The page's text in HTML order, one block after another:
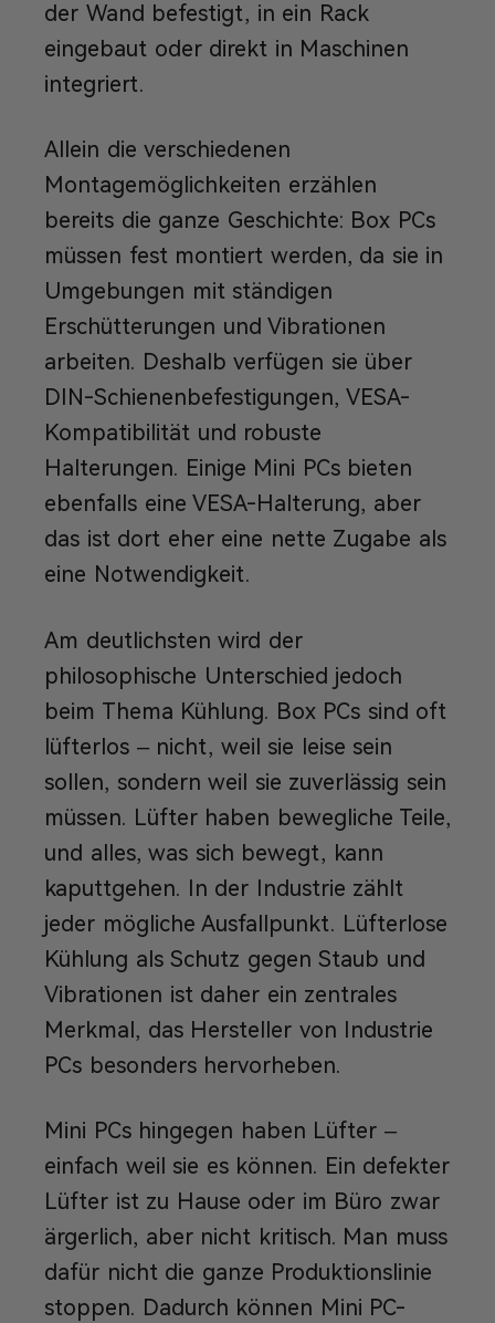
der Wand befestigt, in ein Rack
eingebaut oder direkt in Maschinen
integriert.
Allein die verschiedenen
Montagemöglichkeiten erzählen
bereits die ganze Geschichte: Box PCs
müssen fest montiert werden, da sie in
Umgebungen mit ständigen
Erschütterungen und Vibrationen
arbeiten. Deshalb verfügen sie über
DIN-Schienenbefestigungen, VESA-
Kompatibilität und robuste
Halterungen. Einige Mini PCs bieten
ebenfalls eine VESA-Halterung, aber
das ist dort eher eine nette Zugabe als
eine Notwendigkeit.
Am deutlichsten wird der
philosophische Unterschied jedoch
beim Thema Kühlung. Box PCs sind oft
lüfterlos – nicht, weil sie leise sein
sollen, sondern weil sie zuverlässig sein
müssen. Lüfter haben bewegliche Teile,
und alles, was sich bewegt, kann
kaputtgehen. In der Industrie zählt
jeder mögliche Ausfallpunkt. Lüfterlose
Kühlung als Schutz gegen Staub und
Vibrationen ist daher ein zentrales
Merkmal, das Hersteller von Industrie
PCs besonders hervorheben.
Mini PCs hingegen haben Lüfter –
einfach weil sie es können. Ein defekter
Lüfter ist zu Hause oder im Büro zwar
ärgerlich, aber nicht kritisch. Man muss
dafür nicht die ganze Produktionslinie
stoppen. Dadurch können Mini PC-